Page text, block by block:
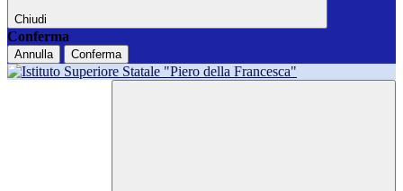
Chiudi
Conferma
Annulla Conferma